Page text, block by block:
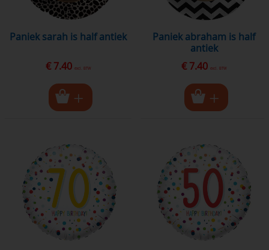
paniek sarah is half antiek
€ 7.40 excl. BTW
paniek abraham is half
antiek
€ 7.40 excl. BTW